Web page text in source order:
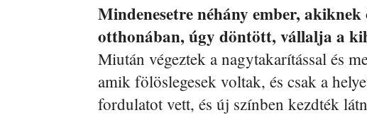
Mindenesetre néhány ember,
otthonában, úgy döntött, vállalja a
Miután végeztek a nagytakarítással és
amik fölöslegesek voltak, és csak a
fordulatot vett, és új színben kezdték